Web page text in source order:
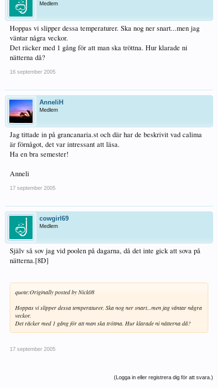
Medlem
Hoppas vi slipper dessa temperaturer. Ska nog ner snart...men jag
väntar några veckor.
Det räcker med 1 gång för att man ska tröttna. Hur klarade ni
nätterna då?
16 september 2005
AnneliH
Medlem
Jag tittade in på grancanaria.st och där har de beskrivit vad calima
är förnågot, det var intressant att läsa.
Ha en bra semester!
Anneli
17 september 2005
cowgirl69
Medlem
Själv så sov jag vid poolen på dagarna, då det inte gick att sova på
nätterna.[8D]
quote:Originally posted by Nick08
Hoppas vi slipper dessa temperaturer. Ska nog ner snart...men jag väntar några
veckor.
Det räcker med 1 gång för att man ska tröttna. Hur klarade ni nätterna då?
17 september 2005
(Logga in eller registrera dig för att svara.)